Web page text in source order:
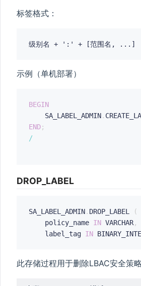
标签格式：
示例（单机部署）
BEGIN
    SA_LABEL_ADMIN
.
END;
/
DROP_LABEL
SA_LABEL_ADMIN. DROP_LABEL
(
    policy_name
IN VARCHAR,
    label_tag
IN
此存储过程用于删除LBAC安全策略